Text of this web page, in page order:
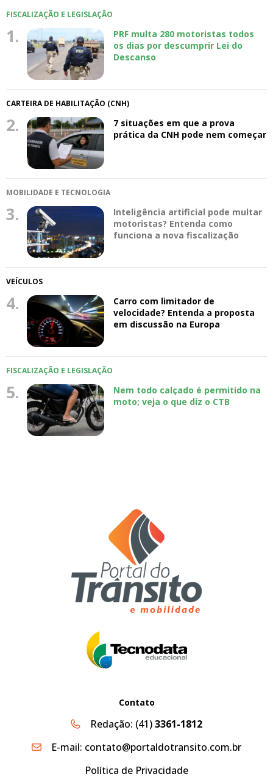
FISCALIZAÇÃO E LEGISLAÇÃO
1.
PRF multa 280 motoristas todos
os dias por descumprir Lei do
Descanso
CARTEIRA DE HABILITAÇÃO (CNH)
2.
7 situações em que a prova
prática da CNH pode nem começar
MOBILIDADE E TECNOLOGIA
3.
Inteligência artificial pode multar
motoristas? Entenda como
funciona a nova fiscalização
VEÍCULOS
4.
Carro com limitador de
velocidade? Entenda a proposta
em discussão na Europa
FISCALIZAÇÃO E LEGISLAÇÃO
5.
Nem todo calçado é permitido na
moto; veja o que diz o CTB
Contato
Redação: (41)3361-1812
E-mail: contato@portaldotransito.com.br
Política de Privacidade